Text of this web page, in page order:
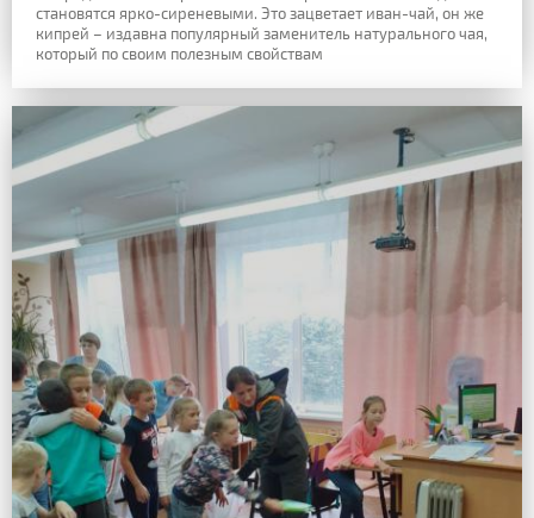
становятся ярко-сиреневыми. Это зацветает иван-чай, он же
кипрей – издавна популярный заменитель натурального чая,
который по своим полезным свойствам